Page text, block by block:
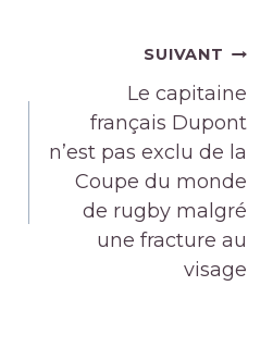
SUIVANT
Le capitaine
français Dupont
n’est pas exclu de la
Coupe du monde
de rugby malgré
une fracture au
visage